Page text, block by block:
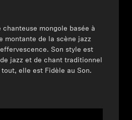
chanteuse mongole basée à
montante de la scène jazz
Son style est
jazz et de chant traditionnel
tout, elle est Fidèle au Son.